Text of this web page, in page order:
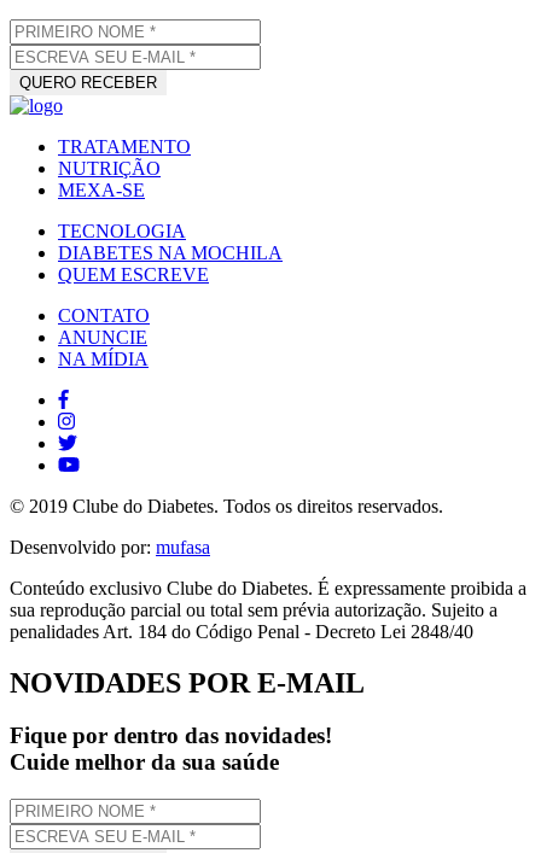
TRATAMENTO
NUTRIÇÃO
MEXA-SE
TECNOLOGIA
DIABETES NA MOCHILA
QUEM ESCREVE
CONTATO
ANUNCIE
NA MÍDIA
© 2019 Clube do Diabetes. Todos os direitos reservados.
Desenvolvido por: mufasa
Conteúdo exclusivo Clube do Diabetes. É expressamente proibida a
sua reprodução parcial ou total sem prévia autorização. Sujeito a
penalidades Art. 184 do Código Penal - Decreto Lei 2848/40
NOVIDADES POR E-MAIL
Fique por dentro das novidades!
Cuide melhor da sua saúde